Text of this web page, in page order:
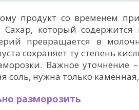
продукт со временем
Сахар, который
превращается в
сохраняет ту степень
Важное уточнение
соль, нужна только
разморозить